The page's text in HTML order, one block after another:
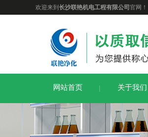
欢迎来到 长沙联艳机电工程有限公司 官网！
网站首页 关于我们